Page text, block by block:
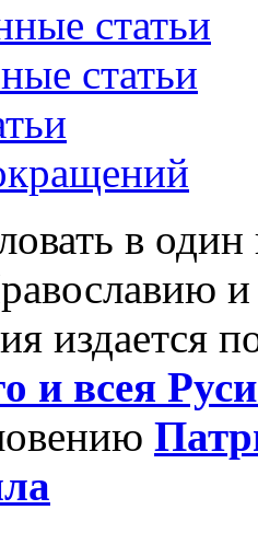
статьи
статьи
в
издается
и всея